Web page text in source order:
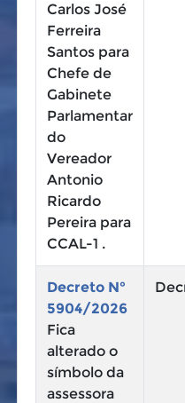
Carlos José
Ferreira
Santos para
Chefe de
Gabinete
Parlamentar
do
Vereador
Antonio
Ricardo
Pereira para
CCAL-1 .
Decreto N°
5904/2026
Fica
alterado o
símbolo da
assessora